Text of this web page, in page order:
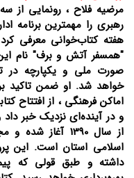
مرضیه فلاح ، رونمایی از
رهبری را مهمترین برنامه
هفته کتاب‌خوانی معرفی
"همسفر آتش و برف" نام
صورت ملی و یکپارچه در
خواهد شد. او ضمن تاکید
اماکن فرهنگی ، از افتتاح
و در آینده‌ای نزدیک خبر
از سال 1390
داشته و طبق قولی که